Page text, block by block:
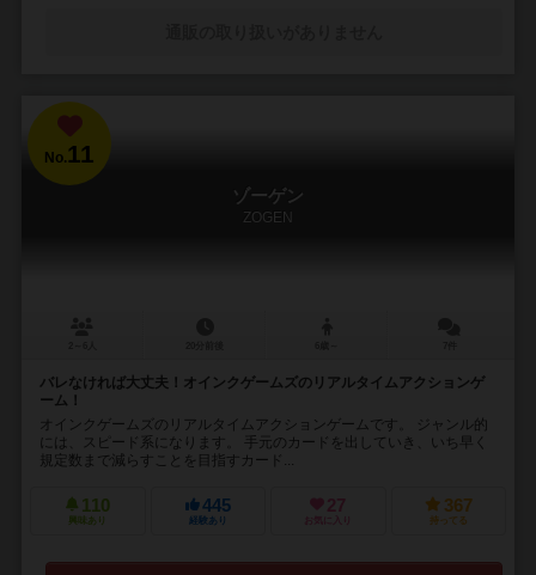
No.11
ゾーゲン
ZOGEN
バレなければ大丈夫！オインクゲームズのリアルタイムアクションゲ
ーム！
オインクゲームズのリアルタイムアクションゲームです。 ジャンル的
には、スピード系になります。 手元のカードを出していき、いち早く
規定数まで減らすことを目指すカード...
110
興味あり
445
経験あり
27
お気に入り
367
持ってる